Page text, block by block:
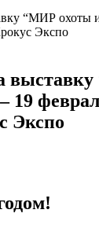
19
Экспо